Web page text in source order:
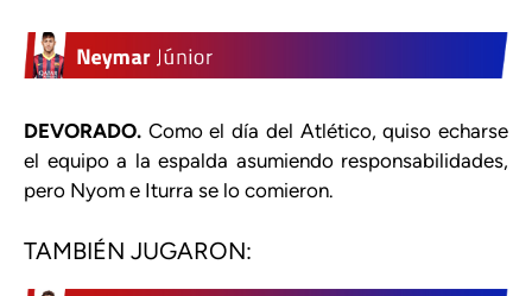
DEVORADO. Como el día del Atlético, quiso echarse
el equipo a la espalda asumiendo responsabilidades,
pero Nyom e Iturra se lo comieron.
TAMBIÉN JUGARON: